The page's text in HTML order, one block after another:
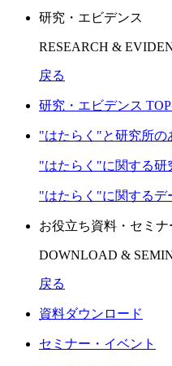
研究・エビデンス
RESEARCH &
戻る
研究・エビデンス
"はたらく"と研究所の
"はたらく"に関する研
"はたらく"に関するデ
お役立ち資料・セミナ
DOWNLOAD &
戻る
資料ダウンロード
セミナー・イベント